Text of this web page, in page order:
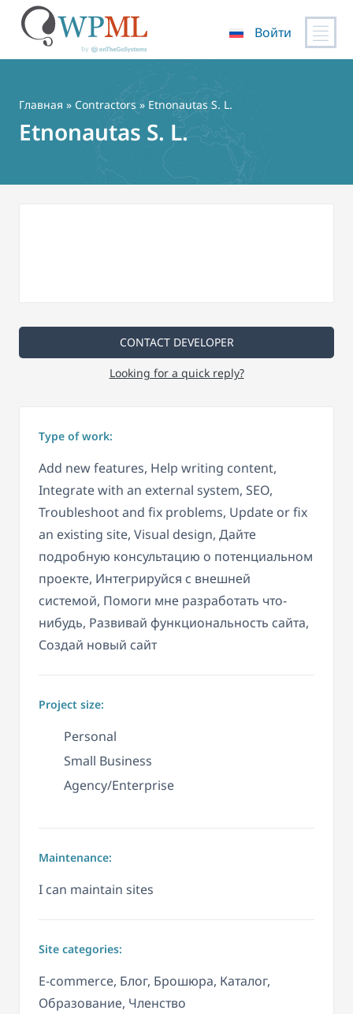
содержимому
Войти
Главная » Contractors » Etnonautas S. L.
Etnonautas S. L.
CONTACT DEVELOPER
Looking for a quick reply?
Type of work:
Add new features, Help writing content,
Integrate with an external system, SEO,
Troubleshoot and fix problems, Update or fix
an existing site, Visual design, Дайте
подробную консультацию о потенциальном
проекте, Интегрируйся с внешней
системой, Помоги мне разработать что-
нибудь, Развивай функциональность сайта,
Создай новый сайт
Project size:
Personal
Small Business
Agency/Enterprise
Maintenance:
I can maintain sites
Site categories:
E-commerce, Блог, Брошюра, Каталог,
Образование, Членство